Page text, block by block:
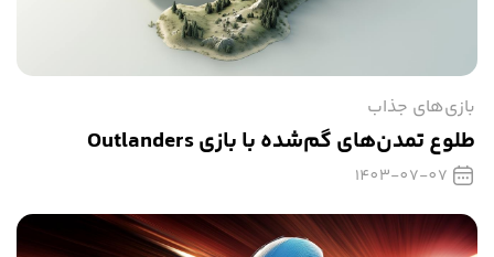
بازی‌های جذاب
طلوع تمدن‌های گم‌شده با بازی Outlanders
1403-07-07